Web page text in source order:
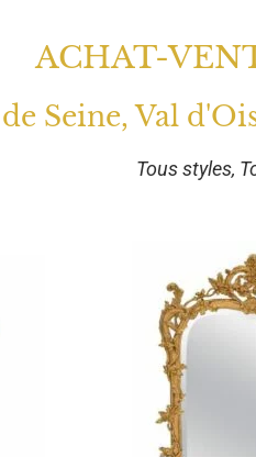
ACHAT-
Seine, Val
Tous styles,